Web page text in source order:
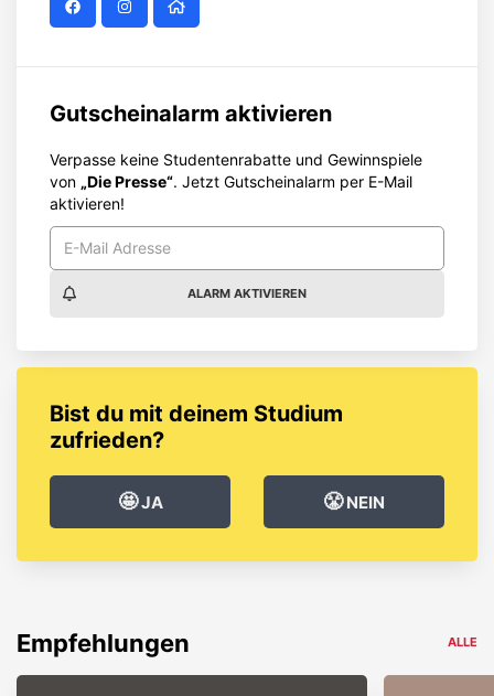
Gutscheinalarm aktivieren
Verpasse keine Studentenrabatte und Gewinnspiele
von „Die Presse“. Jetzt Gutscheinalarm per E-Mail
aktivieren!
ALARM AKTIVIEREN
Bist du mit deinem Studium
zufrieden?
🤩JA 😤NEIN
Empfehlungen ALLE